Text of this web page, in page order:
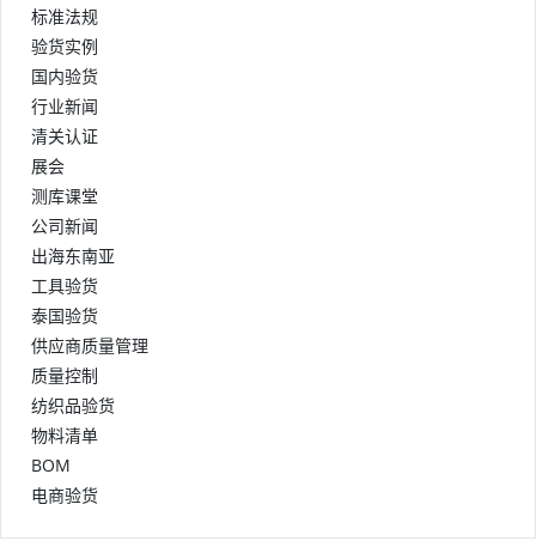
标准法规
验货实例
国内验货
行业新闻
清关认证
展会
测库课堂
公司新闻
出海东南亚
工具验货
泰国验货
供应商质量管理
质量控制
纺织品验货
物料清单
BOM
电商验货